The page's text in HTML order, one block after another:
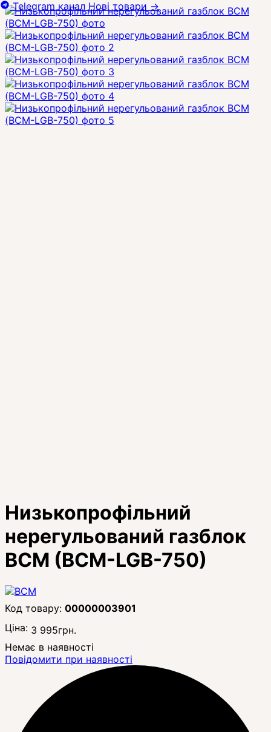
Низькопрофільний
нерегульований газблок
BCM (BCM-LGB-750)
00000003901
Ціна: 3 995грн.
Немає в наявності
Повідомити при наявності
Telegram канал Нові товари →